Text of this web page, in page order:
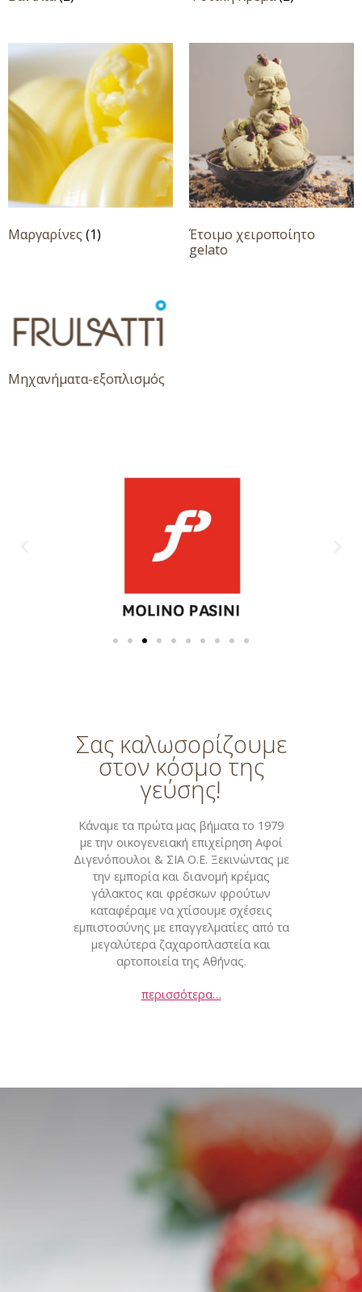
Μαργαρίνες (1)
Έτοιμο χειροποίητο
gelato
Μηχανήματα-εξοπλισμός
Σας καλωσορίζουμε
στον κόσμο της
γεύσης!
Kάναμε τα πρώτα μας βήματα το 1979
με την οικογενειακή επιχείρηση Αφοί
Διγενόπουλοι & ΣΙΑ Ο.Ε. Ξεκινώντας με
την εμπορία και διανομή κρέμας
γάλακτος και φρέσκων φρούτων
καταφέραμε να χτίσουμε σχέσεις
εμπιστοσύνης με επαγγελματίες από τα
μεγαλύτερα ζαχαροπλαστεία και
αρτοποιεία της Αθήνας.
περισσότερα…